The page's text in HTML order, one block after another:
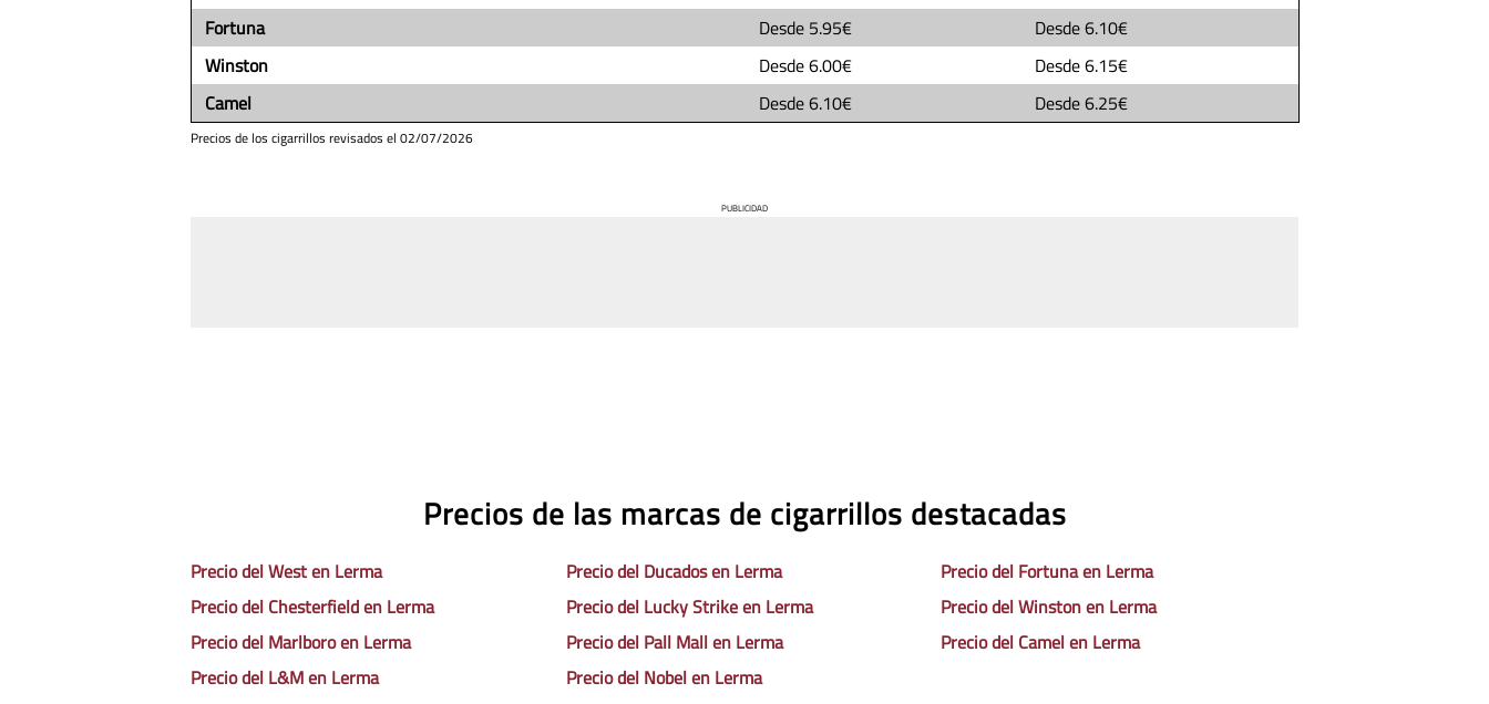
Fortuna
Desde 5.95€ Desde6.10€
Winston
Desde6.00€ Desde6.15€
Camel
Desde6.10€ Desde6.25€
Precios de los cigarrillos revisados el 02/07/2026
PUBLICIDAD
Precios de las marcas de cigarrillos destacadas
Precio del West en Lerma
Precio del Chesterfield en Lerma
Precio del Marlboro en Lerma
Precio del L&M en Lerma
Precio del Ducados en Lerma
Precio del Lucky Strike en Lerma
Precio del Pall Mall en Lerma
Precio del Nobel en Lerma
Precio del Fortuna en Lerma
Precio del Winston en Lerma
Precio del Camel en Lerma